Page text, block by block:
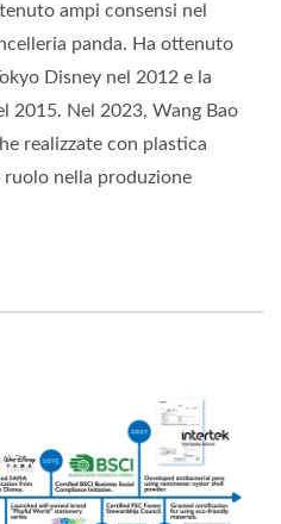
ampi consensi nel
panda. Ha ottenuto
Disney nel 2012 e la
2015. Nel 2023, Wang Bao
realizzate con plastica
nella produzione